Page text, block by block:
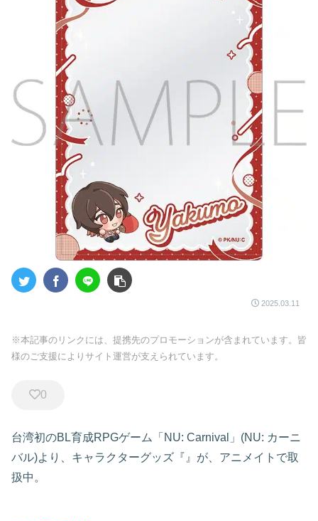
2025.03.11
※本記事のリンクには、提携先のプロモーションが含まれています。皆
様のご支援によりサイト運営が支えられています。
0
台湾初のBL育成RPGゲーム「NU: Carnival」(NU: カーニ
バル)より、キャラクターグッズ『』が、アニメイトで取
扱中。